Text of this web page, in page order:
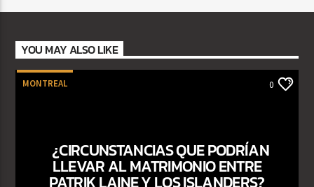
YOU MAY ALSO LIKE
MONTREAL 0
¿CIRCUNSTANCIAS QUE PODRÍAN
LLEVAR AL MATRIMONIO ENTRE